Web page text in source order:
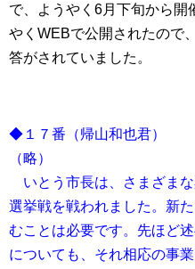
で、ようやく6月下旬から開
やくWEBで公開されたので
答がされていました。
◆１７番（帰山和也君）
（略）
いとう市長は、さまざま
選挙戦を戦われました。新
むことは必要です。先ほど
についても、それ相応の事